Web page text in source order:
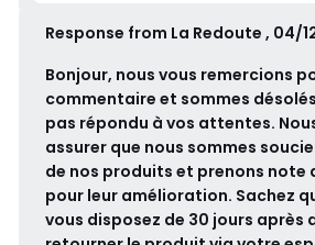
Response from La Redoute , 04/
Bonjour, nous vous remercions
commentaire et sommes
pas répondu à vos attentes.
assurer que nous sommes
de nos produits et prenons note
pour leur amélioration. Sachez
vous disposez de 30 jours après